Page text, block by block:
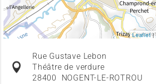
Leaflet|
Rue Gustave Lebon
Théâtre de verdure
28400
NOGENT-LE-ROTROU